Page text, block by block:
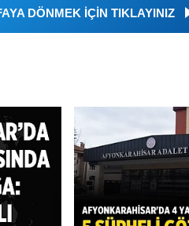
DÖNMEK İÇİN TIKLAYINIZ